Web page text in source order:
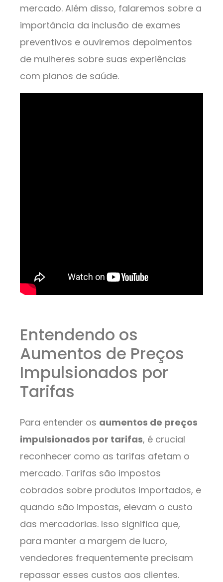
mercado. Além disso, falaremos sobre a
importância da inclusão de exames
preventivos e ouviremos depoimentos
de mulheres sobre suas experiências
com planos de saúde.
Entendendo os
Aumentos de Preços
Impulsionados por
Tarifas
Para entender os aumentos de preços
impulsionados por tarifas, é crucial
reconhecer como as tarifas afetam o
mercado. Tarifas são impostos
cobrados sobre produtos importados, e
quando são impostas, elevam o custo
das mercadorias. Isso significa que,
para manter a margem de lucro,
vendedores frequentemente precisam
repassar esses custos aos clientes.